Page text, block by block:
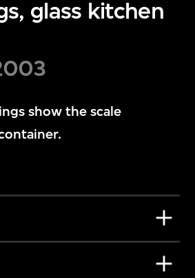
glass kitchen
show the scale